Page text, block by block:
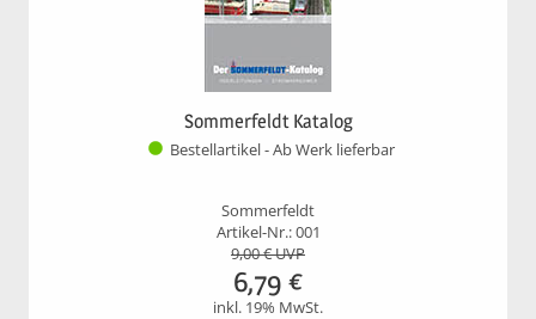
Sommerfeldt Katalog
Bestellartikel - Ab Werk lieferbar
Sommerfeldt
Artikel-Nr.: 001
9,00€ UVP
6,79 €
inkl. 19% MwSt.